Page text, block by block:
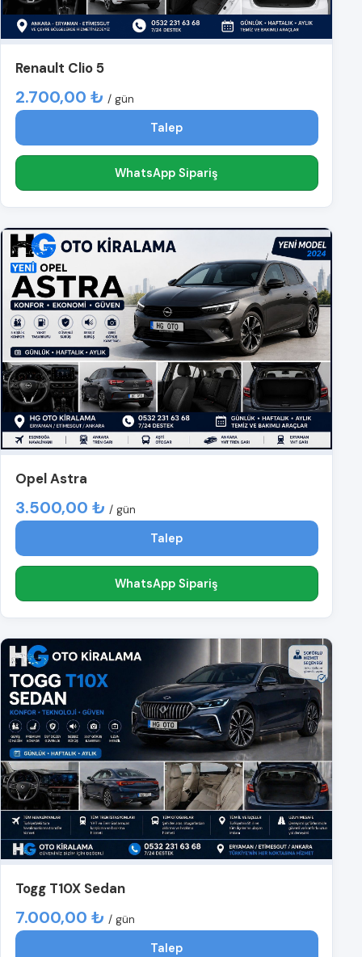
Renault Clio 5
2.700,00 ₺ / gün
Talep
WhatsApp Sipariş
Opel Astra
3.500,00 ₺ / gün
Talep
WhatsApp Sipariş
Togg T10X Sedan
7.000,00 ₺ / gün
Talep